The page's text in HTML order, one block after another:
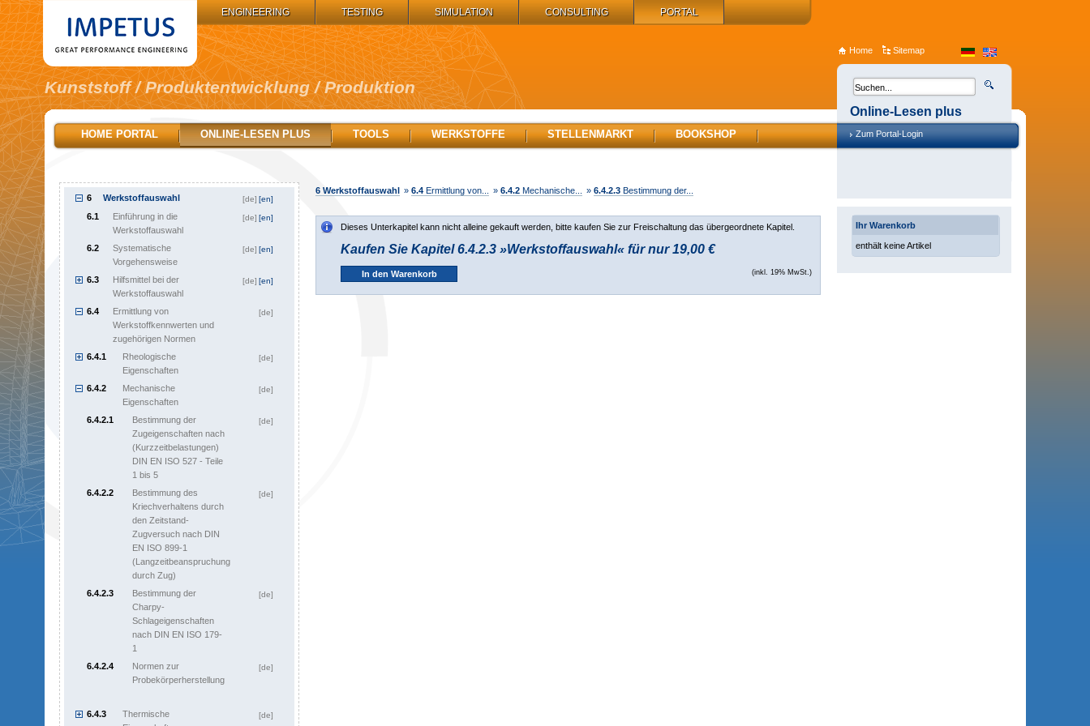
Kunststoff / Produktentwicklung / Produktion
6 Werkstoffauswahl » 6.4 Ermittlung von... » 6.4.2 Mechanische... » 6.4.2.3 Bestimmung der...
1 Inhalt [de]
2 Wegweiser [de]
3 Produktplanungsphase
6 Werkstoffauswahl [en]
[de]
6.1
Einführung in die
Werkstoffauswahl
[en]
[de]
6.2
Systematische
Vorgehensweise
[en]
[de]
6.3
Hilfsmittel bei der
Werkstoffauswahl
[en]
[de]
6.4
Ermittlung von
Werkstoffkennwerten und
zugehörigen Normen
[de]
6.4.1
Rheologische
Eigenschaften
[de]
6.4.2
Mechanische
Eigenschaften
[de]
6.4.2.1
Bestimmung der
Zugeigenschaften nach
(Kurzzeitbelastungen)
DIN EN ISO 527 - Teile
1 bis 5
[de]
6.4.2.2
Bestimmung des
Kriechverhaltens durch
den Zeitstand-
Zugversuch nach DIN
EN ISO 899-1
(Langzeitbeanspruchung
durch Zug)
[de]
6.4.2.3
Bestimmung der
Charpy-
Schlageigenschaften
nach DIN EN ISO 179-
1
[de]
6.4.2.4
Normen zur
Probekörperherstellung
[de]
6.4.3
Thermische
[de]
Dieses Unterkapitel kann nicht alleine gekauft werden, bitte kaufen Sie zur Freischaltung das übergeordnete Kapitel.
Kaufen Sie Kapitel 6.4.2.3 »Werkstoffauswahl« für nur 19,00 €
(inkl. 19% MwSt.)
Ihr Warenkorb
enthält keine Artikel
HOME PORTAL ONLINE-LESEN PLUS TOOLS WERKSTOFFE STELLENMARKT BOOKSHOP
Home Sitemap
Online-Lesen plus
Zum Portal-Login
ENGINEERING TESTING SIMULATION CONSULTING PORTAL